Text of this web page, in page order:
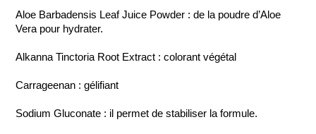
Aloe Barbadensis Leaf Juice Powder : de la poudre d’Aloe
Vera pour hydrater.
Alkanna Tinctoria Root Extract : colorant végétal
Carrageenan : gélifiant
Sodium Gluconate : il permet de stabiliser la formule.